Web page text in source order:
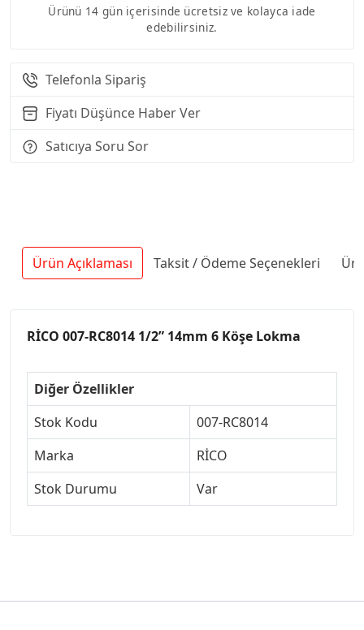
Ürünü 14 gün içerisinde ücretsiz ve kolayca iade
edebilirsiniz.
Telefonla Sipariş
Fiyatı Düşünce Haber Ver
Satıcıya Soru Sor
Ürün Açıklaması Taksit / Ödeme Seçenekleri
RİCO 007-RC8014 1/2” 14mm 6 Köşe Lokma
Diğer Özellikler
Stok Kodu
007-RC8014
Marka
RİCO
Stok Durumu
Var